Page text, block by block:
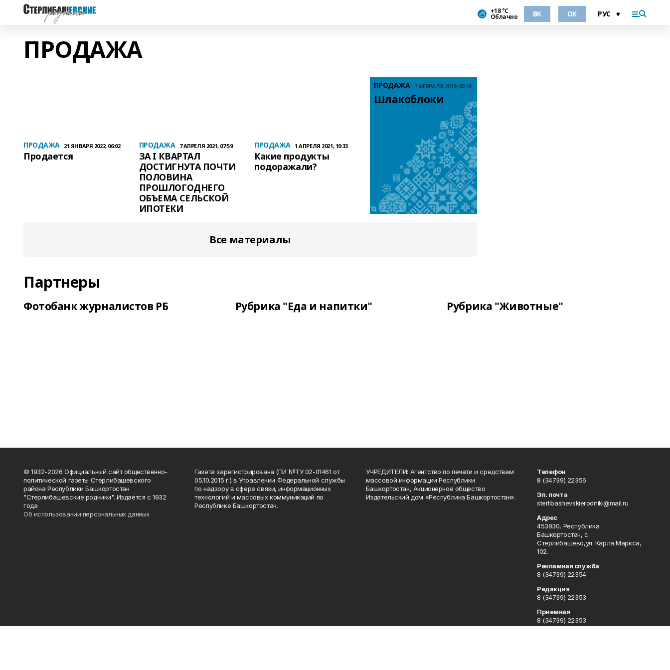
+18 °С
Облачно ВК ОК
ПРОДАЖА
ПРОДАЖА 21 ЯНВАРЯ 2022, 06:02
Продается
ПРОДАЖА 7 АПРЕЛЯ 2021, 07:59
ЗА I КВАРТАЛ
ДОСТИГНУТА ПОЧТИ
ПОЛОВИНА
ПРОШЛОГОДНЕГО
ОБЪЕМА СЕЛЬСКОЙ
ИПОТЕКИ
ПРОДАЖА 1 АПРЕЛЯ 2021, 10:33
Какие продукты
подоражали?
ПРОДАЖА 1 ФЕВРАЛЯ 2019, 00:39
Шлакоблоки
Все материалы
Партнеры
Фотобанк журналистов РБ Рубрика "Еда и напитки" Рубрика "Животные"
© 1932-2026 Официальный сайт общественно-
политической газеты Стерлибашевского
района Республики Башкортостан
"Стерлибашевские родники". Издается с 1932
года
Об использовании персональных данных
Газета зарегистрирована (ПИ №ТУ 02-01461 от
05.10.2015 г.) в Управлении Федеральной службы
по надзору в сфере связи, информационных
технологий и массовых коммуникаций по
Республике Башкортостан.
УЧРЕДИТЕЛИ: Агентство по печати и средствам
массовой информации Республики
Башкортостан, Акционерное общество
Издательский дом «Республика Башкортостан».
Телефон
8 (34739) 22356
Эл. почта
sterlibashevskierodniki@mail.ru
Адрес
453830, Республика
Башкортостан, c.
Стерлибашево,ул. Карла Маркса,
102.
Рекламная служба
8 (34739) 22354
Редакция
8 (34739) 22353
Приемная
8 (34739) 22353